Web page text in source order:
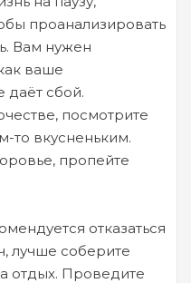
проанализировать
Вам нужен
ваше
даёт сбой.
посмотрите
то вкусненьким.
пропейте
отказаться
лучше соберите
отдых. Проведите